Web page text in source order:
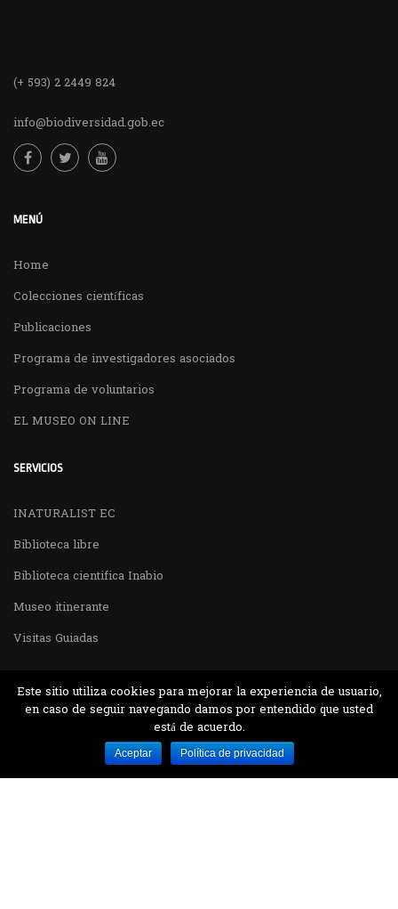
(+ 593) 2 2449 824
info@biodiversidad.gob.ec
MENÚ
Home
Colecciones científicas
Publicaciones
Programa de investigadores asociados
Programa de voluntarios
EL MUSEO ON LINE
SERVICIOS
INATURALIST EC
Biblioteca libre
Biblioteca cientifica Inabio
Museo itinerante
Visitas Guiadas
Desarrollado por MJTEC.
Este sitio utiliza cookies para mejorar la experiencia de usuario,
en caso de seguir navegando damos por entendido que usted
está de acuerdo.
Aceptar Política de privacidad